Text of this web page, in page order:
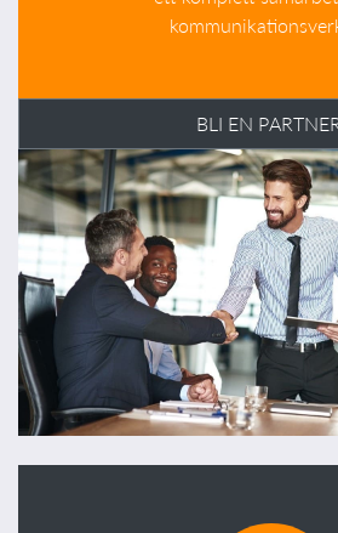
BLI EN